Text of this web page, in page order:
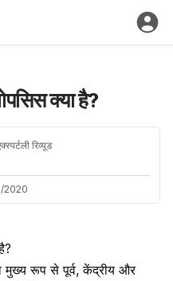
क्या है?
रिव्यूड
2020
मुख्य रूप से पूर्व, केंद्रीय और